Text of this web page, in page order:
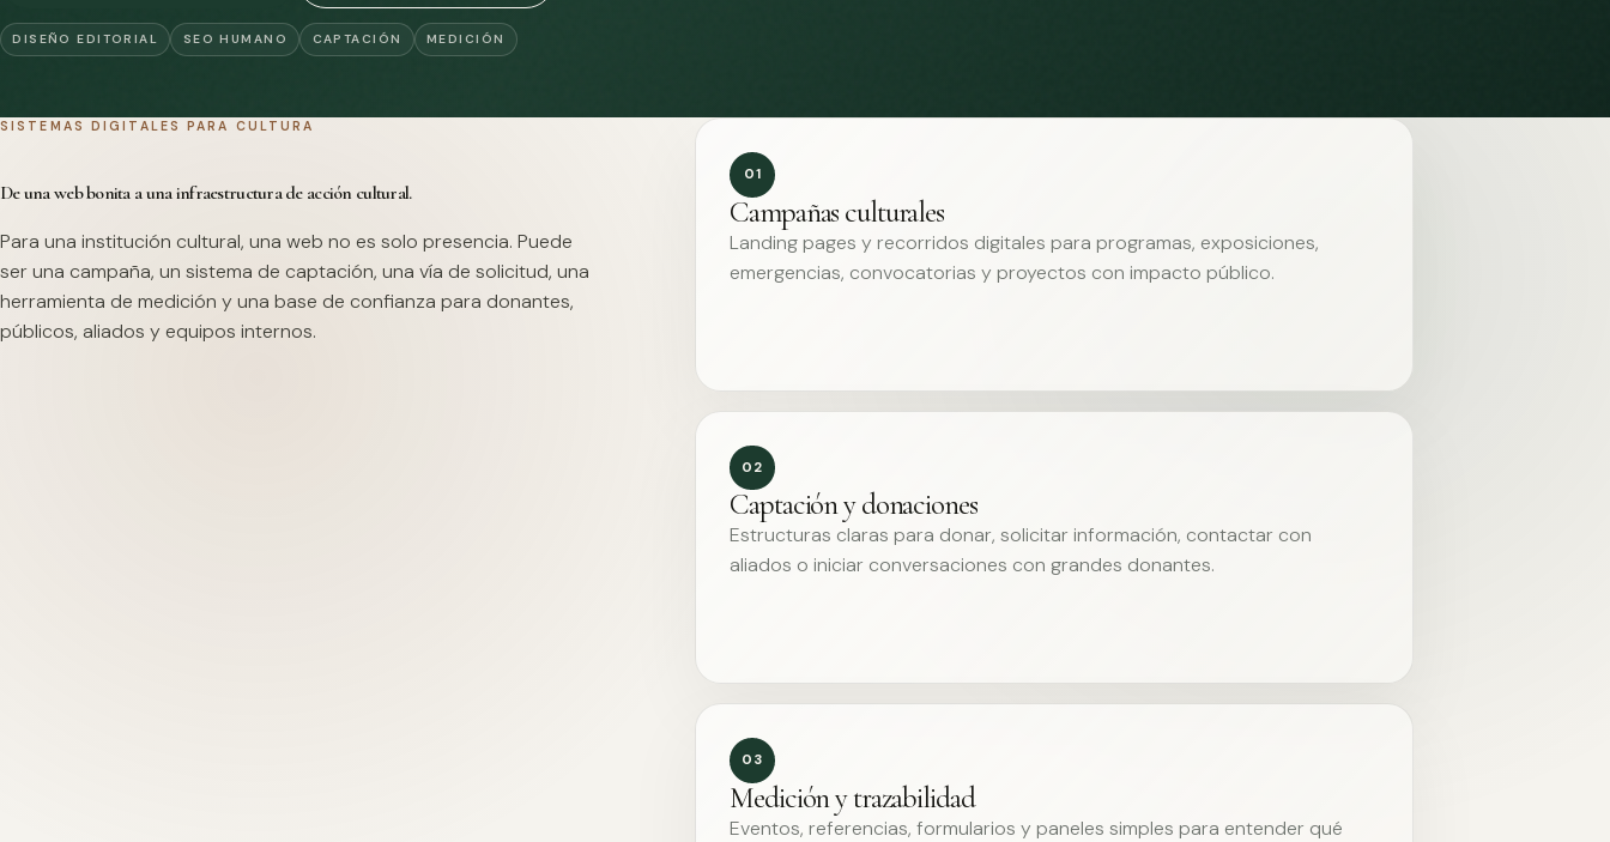
DISEÑO EDITORIAL SEO HUMANO CAPTACIÓN MEDICIÓN
SISTEMAS DIGITALES PARA CULTURA
De una web bonita a una infraestructura de acción cultural.
Para una institución cultural, una web no es solo presencia. Puede
ser una campaña, un sistema de captación, una vía de solicitud, una
herramienta de medición y una base de confianza para donantes,
públicos, aliados y equipos internos.
01
Campañas culturales
Landing pages y recorridos digitales para programas, exposiciones,
emergencias, convocatorias y proyectos con impacto público.
02
Captación y donaciones
Estructuras claras para donar, solicitar información, contactar con
aliados o iniciar conversaciones con grandes donantes.
03
Medición y trazabilidad
Eventos, referencias, formularios y paneles simples para entender qué